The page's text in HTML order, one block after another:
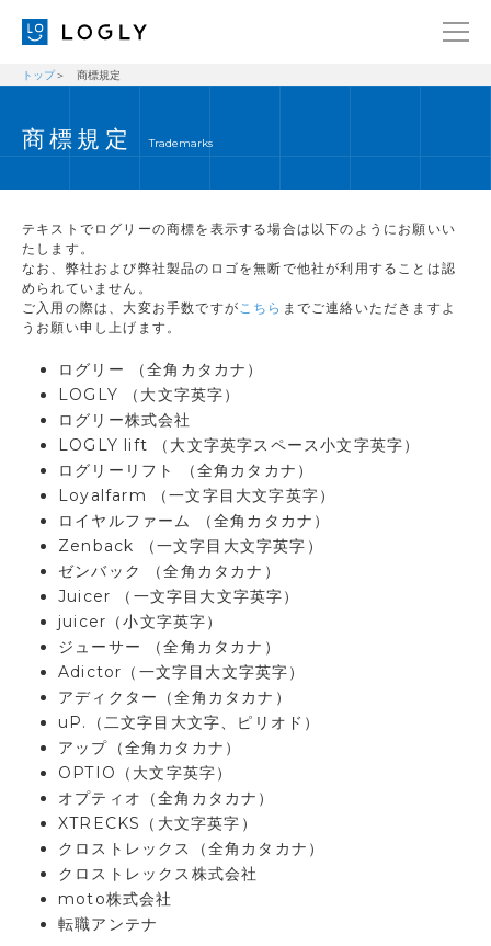
経営理念
ニュース
ブログ
事業内容
採用情報
IR
お問い合わせ
トップ 商標規定
商標規定 Trademarks
テキストでログリーの商標を表示する場合は以下のようにお願いい
たします。
なお、弊社および弊社製品のロゴを無断で他社が利用することは認
められていません。
ご入用の際は、大変お手数ですがこちら までご連絡いただきますよ
うお願い申し上げます。
ログリー （全角カタカナ）
LOGLY （大文字英字）
ログリー株式会社
LOGLY lift （大文字英字スペース小文字英字）
ログリーリフト （全角カタカナ）
Loyalfarm （一文字目大文字英字）
ロイヤルファーム （全角カタカナ）
Zenback （一文字目大文字英字）
ゼンバック （全角カタカナ）
Juicer （一文字目大文字英字）
juicer（小文字英字）
ジューサー （全角カタカナ）
Adictor（一文字目大文字英字）
アディクター（全角カタカナ）
uP.（二文字目大文字、ピリオド）
アップ（全角カタカナ）
OPTIO（大文字英字）
オプティオ（全角カタカナ）
XTRECKS（大文字英字）
クロストレックス（全角カタカナ）
クロストレックス株式会社
moto株式会社
転職アンテナ